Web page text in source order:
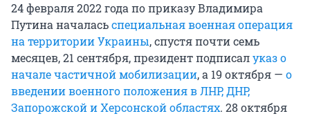
24 февраля 2022 года по приказу Владимира
Путина началасьспециальная военная операция
на территории Украины, спустя почти семь
месяцев, 21 сентября, президент подписалуказ о
начале частичной мобилизации, а 19 октября — о
введении военного положения в ЛНР, ДНР,
Запорожской и Херсонской областях. 28 октября